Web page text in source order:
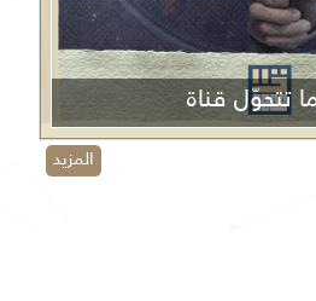
تتحوّل قناة
إعلامي إلى منصة دعائية
المزيد